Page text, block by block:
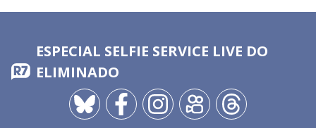
ESPECIAL SELFIE SERVICE LIVE DO
ELIMINADO